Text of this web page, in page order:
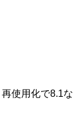
使用化で8.1な